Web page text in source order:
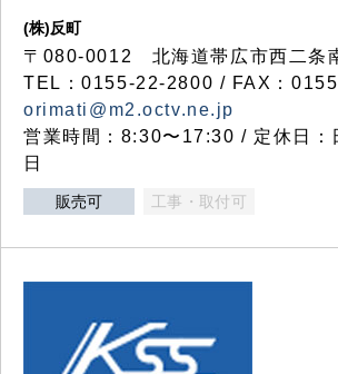
(株)反町
〒080-0012 北海道帯広市西二条
TEL：0155-22-2800 / FAX：
orimati@m2.octv.ne.jp
営業時間：8:30〜17:30 / 定休日：
日
販売可 工事・取付可